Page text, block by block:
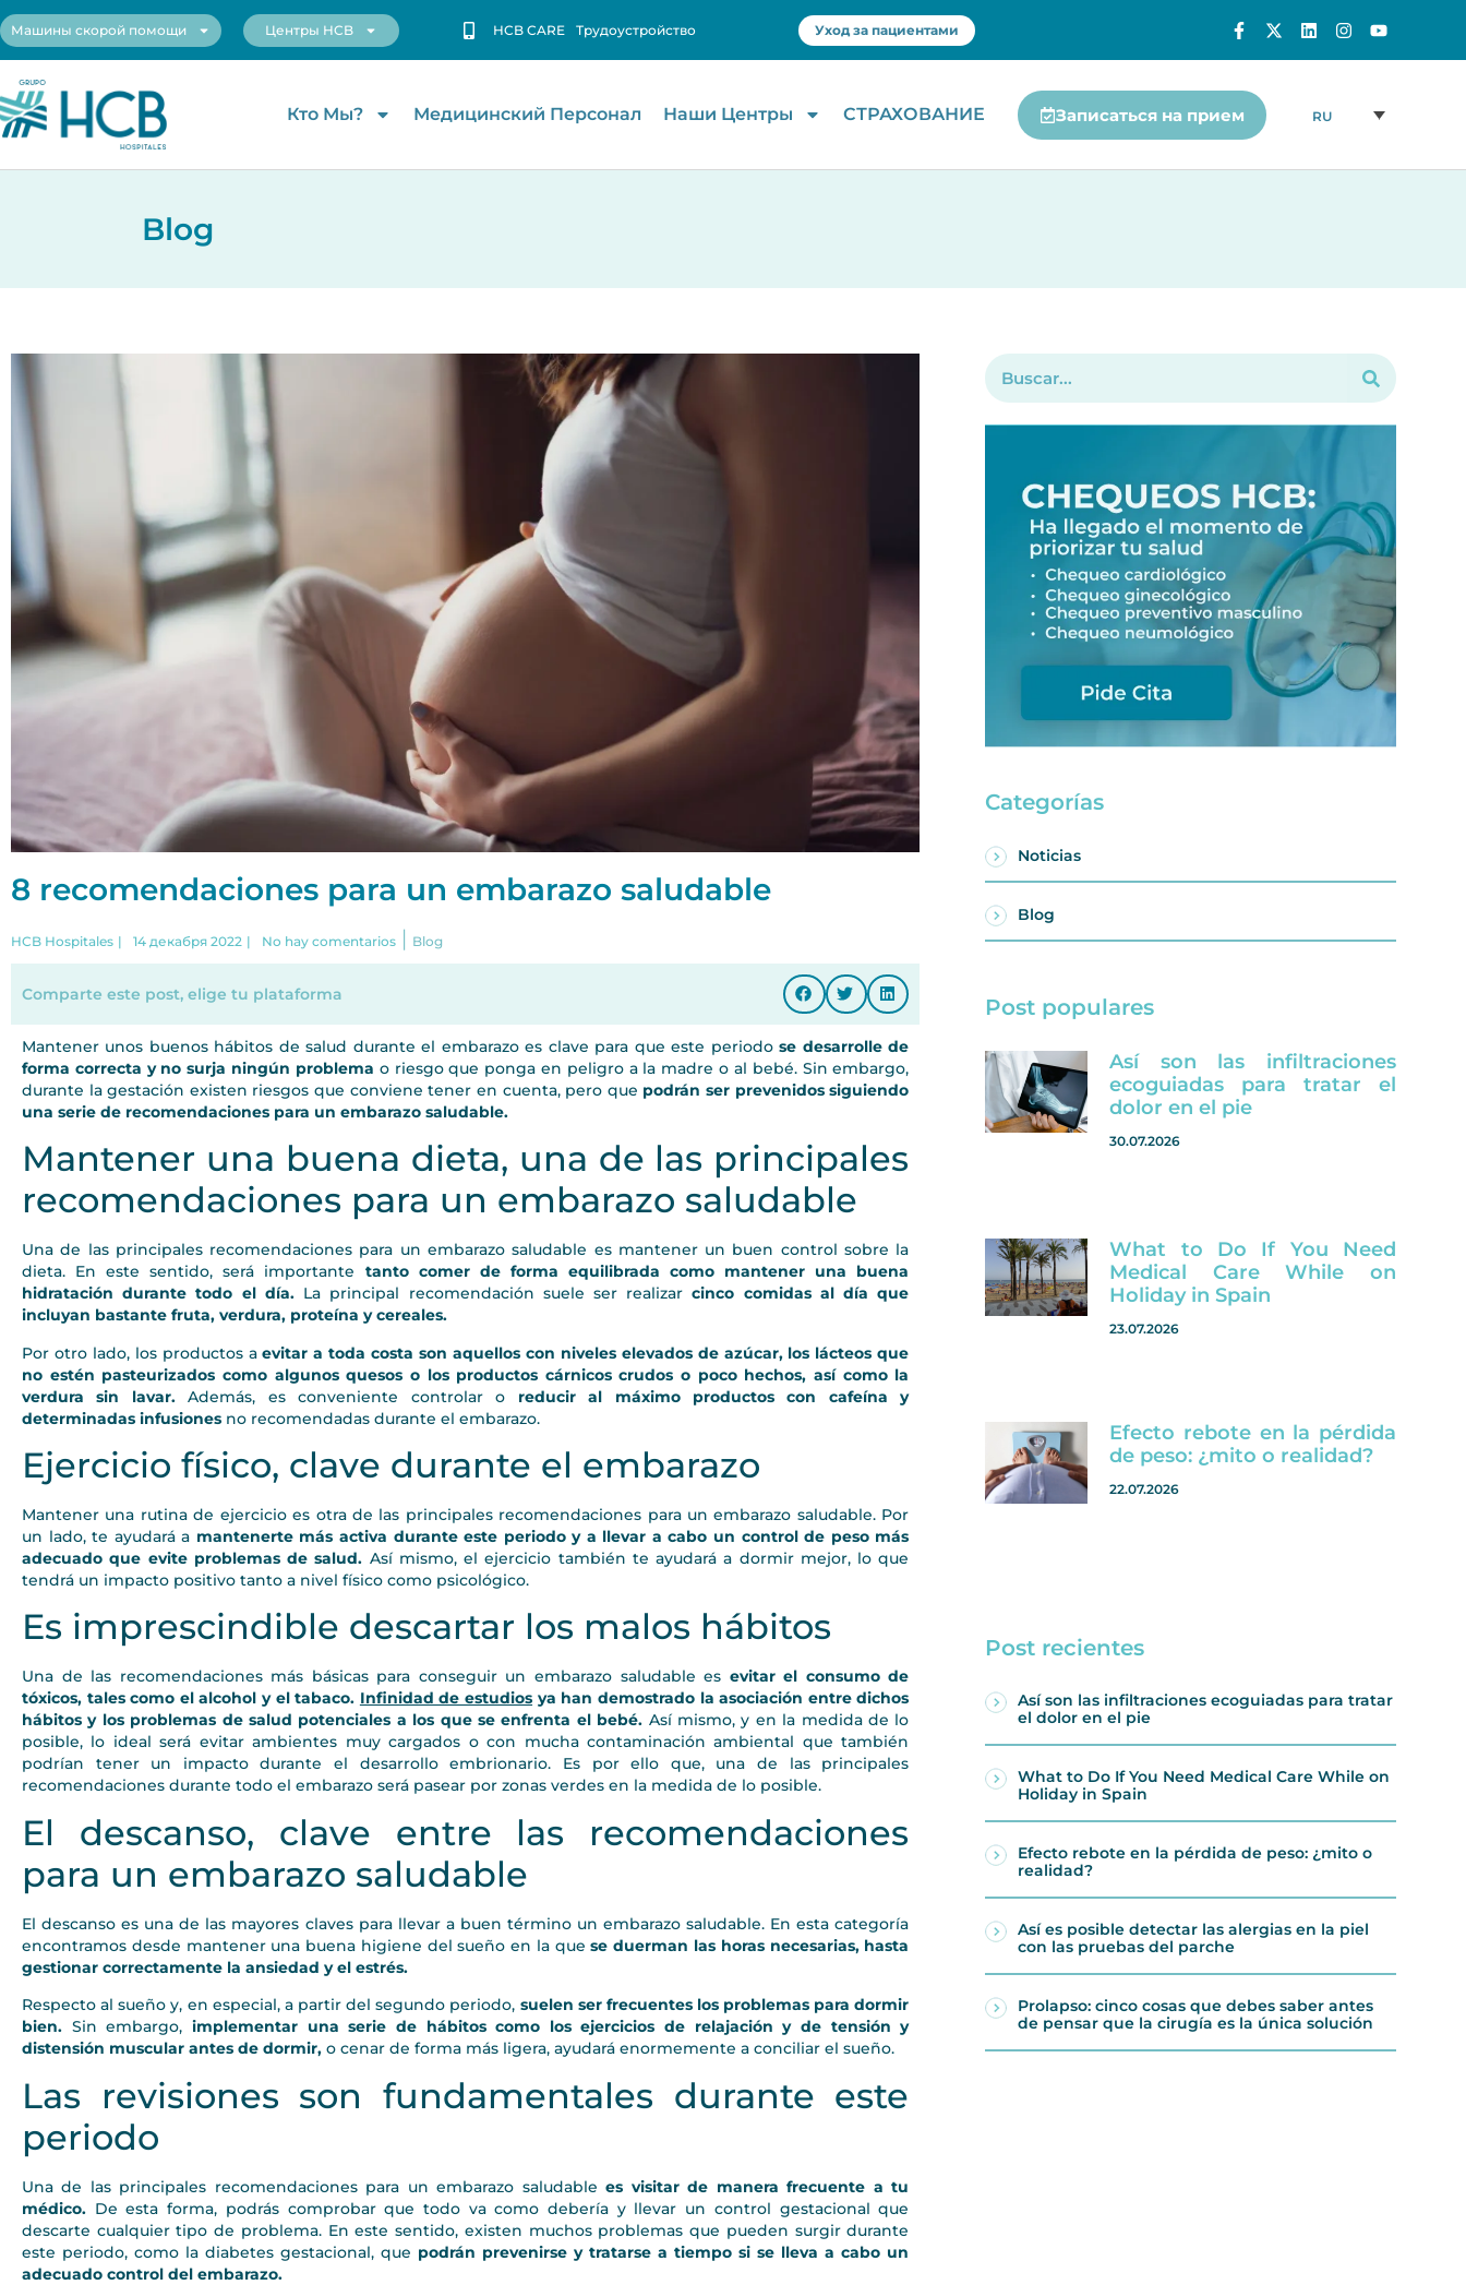
Машины скорой помощи Центры HCB HCB CARE Трудоустройство Уход за пациентами
Кто Мы? Медицинский Персонал Наши Центры СТРАХОВАНИЕ Записаться на прием RU
Blog
8 recomendaciones para un embarazo saludable
HCB Hospitales | 14 декабря 2022 | No hay comentarios Blog
Comparte este post, elige tu plataforma
Mantener unos buenos hábitos de salud durante el embarazo es clave para que este periodose desarrolle de
forma correcta y no surja ningún problema o riesgo que ponga en peligro a la madre o al bebé. Sin embargo,
durante la gestación existen riesgos que conviene tener en cuenta, pero que podrán ser prevenidos siguiendo
una serie de recomendaciones para un embarazo saludable.
Mantener una buena dieta, una de las principales
recomendaciones para un embarazo saludable
Una de las principales recomendaciones para un embarazo saludable es mantener un buen control sobre la
dieta. En este sentido, será importante tanto comer de forma equilibrada como mantener una buena
hidratación durante todo el día.La principal recomendación suele ser realizarcinco comidas al día que
incluyan bastante fruta, verdura, proteína y cereales.
Por otro lado, los productos aevitar a toda costa son aquellos con niveles elevados de azúcar, los lácteos que
no estén pasteurizados como algunos quesos o los productos cárnicos crudos o poco hechos, así como la
verdura sin lavar.Además, es conveniente controlar o reducir al máximo productos con cafeína y
determinadas infusiones no recomendadas durante el embarazo.
Ejercicio físico, clave durante el embarazo
Mantener una rutina de ejercicio es otra de las principales recomendaciones para un embarazo saludable. Por
un lado, te ayudará a mantenerte más activa durante este periodo y a llevar a cabo un control de peso más
adecuado que evite problemas de salud. Así mismo, el ejercicio también te ayudará a dormir mejor, lo que
tendrá un impacto positivo tanto a nivel físico como psicológico.
Es imprescindible descartar los malos hábitos
Una de las recomendaciones más básicas para conseguir un embarazo saludable es evitar el consumo de
tóxicos, tales como el alcohol y el tabaco. Infinidad de estudios ya han demostrado la asociación entre dichos
hábitos y los problemas de salud potenciales a los que se enfrenta el bebé. Así mismo, y en la medida de lo
posible, lo ideal será evitar ambientes muy cargados o con mucha contaminación ambiental que también
podrían tener un impacto durante el desarrollo embrionario. Es por ello que, una de las principales
recomendaciones durante todo el embarazo será pasear por zonas verdes en la medida de lo posible.
El descanso, clave entre las recomendaciones
para un embarazo saludable
El descanso es una de las mayores claves para llevar a buen término un embarazo saludable. En esta categoría
encontramos desde mantener una buena higiene del sueño en la quese duerman las horas necesarias, hasta
gestionar correctamente la ansiedad y el estrés.
Respecto al sueño y, en especial, a partir del segundo periodo, suelen ser frecuentes los problemas para dormir
bien. Sin embargo, implementar una serie de hábitos como los ejercicios de relajación y de tensión y
distensión muscular antes de dormir, o cenar de forma más ligera, ayudará enormemente a conciliar el sueño.
Las revisiones son fundamentales durante este
periodo
Una de las principales recomendaciones para un embarazo saludablees visitar de manera frecuente a tu
médico. De esta forma, podrás comprobar que todo va como debería y llevar un control gestacional que
descarte cualquier tipo de problema. En este sentido, existen muchos problemas que pueden surgir durante
este periodo, como la diabetes gestacional, que podrán prevenirse y tratarse a tiempo si se lleva a cabo un
adecuado control del embarazo.
Categorías
Noticias
Blog
Post populares
Así son las infiltraciones
ecoguiadas para tratar el
dolor en el pie
30.07.2026
What to Do If You Need
Medical Care While on
Holiday in Spain
23.07.2026
Efecto rebote en la pérdida
de peso: ¿mito o realidad?
22.07.2026
Post recientes
Así son las infiltraciones ecoguiadas para tratar
el dolor en el pie
What to Do If You Need Medical Care While on
Holiday in Spain
Efecto rebote en la pérdida de peso: ¿mito o
realidad?
Así es posible detectar las alergias en la piel
con las pruebas del parche
Prolapso: cinco cosas que debes saber antes
de pensar que la cirugía es la única solución